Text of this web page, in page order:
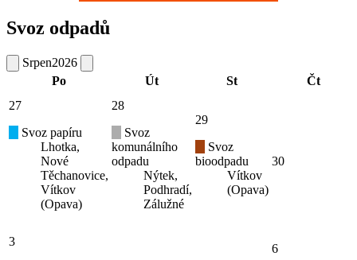
Svoz odpadů
Srpen2026
Po
Út St
Čt
27
Svoz papíru
Lhotka,
Nové
Těchanovice,
Vítkov
(Opava)
28
Svoz
komunálního
odpadu
Nýtek,
Podhradí,
Zálužné
29
Svoz
bioodpadu
Vítkov
(Opava)
30
3
6